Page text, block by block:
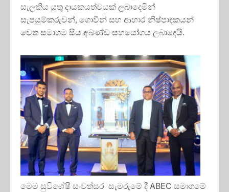
සැලකිය යුතු දායකයත්වයක් ලබාදෙමින්
සැපයුම්කරුවන්, ගොවීන් සහ ආහාර නිෂ්පාදකයන්
වෙත සමාගම සිය අඛණ්ඩ සහයෝගය ලබාදෙයි.
මෙම සුවිශේෂී සංවත්සර සැමරුමේ දී ABEC සමාගමේ